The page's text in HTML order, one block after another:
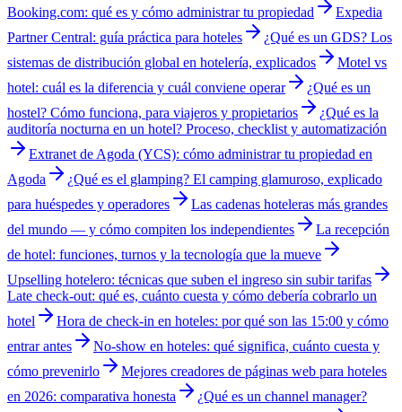
Booking.com: qué es y cómo administrar tu propiedad
Expedia
Partner Central: guía práctica para hoteles
¿Qué es un GDS? Los
sistemas de distribución global en hotelería, explicados
Motel vs
hotel: cuál es la diferencia y cuál conviene operar
¿Qué es un
hostel? Cómo funciona, para viajeros y propietarios
¿Qué es la
auditoría nocturna en un hotel? Proceso, checklist y automatización
Extranet de Agoda (YCS): cómo administrar tu propiedad en
Agoda
¿Qué es el glamping? El camping glamuroso, explicado
para huéspedes y operadores
Las cadenas hoteleras más grandes
del mundo — y cómo compiten los independientes
La recepción
de hotel: funciones, turnos y la tecnología que la mueve
Upselling hotelero: técnicas que suben el ingreso sin subir tarifas
Late check-out: qué es, cuánto cuesta y cómo debería cobrarlo un
hotel
Hora de check-in en hoteles: por qué son las 15:00 y cómo
entrar antes
No-show en hoteles: qué significa, cuánto cuesta y
cómo prevenirlo
Mejores creadores de páginas web para hoteles
en 2026: comparativa honesta
¿Qué es un channel manager?